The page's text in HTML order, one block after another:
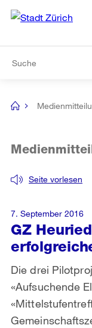
Navigation
[no
GZ
Seite vorlesen
Die drei
«Aufsuchende
7. September 2016